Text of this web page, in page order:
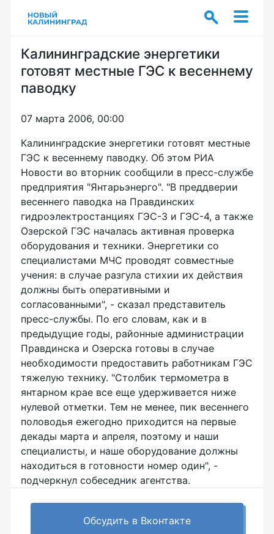
Калининградские энергетики
готовят местные ГЭС к весеннему
паводку
07 марта 2006, 00:00
Калининградские энергетики готовят местные
ГЭС к весеннему паводку. Об этом РИА
Новости во вторник сообщили в пресс-службе
предприятия "Янтарьэнерго". "В преддверии
весеннего паводка на Правдинских
гидроэлектростанциях ГЭС-3 и ГЭС-4, а также
Озерской ГЭС началась активная проверка
оборудования и техники. Энергетики со
специалистами МЧС проводят совместные
учения: в случае разгула стихии их действия
должны быть оперативными и
согласованными", - сказал представитель
пресс-службы. По его словам, как и в
предыдущие годы, районные администрации
Правдинска и Озерска готовы в случае
необходимости предоставить работникам ГЭС
тяжелую технику. "Столбик термометра в
янтарном крае все еще удерживается ниже
нулевой отметки. Тем не менее, пик весеннего
половодья ежегодно приходится на первые
декады марта и апреля, поэтому и наши
специалисты, и наше оборудование должны
находиться в готовности номер один", -
подчеркнул собеседник агентства.
Обсудить в Вконтакте